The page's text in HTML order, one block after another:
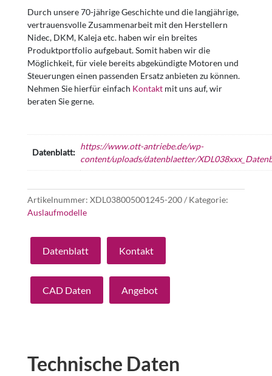
Durch unsere 70-jährige Geschichte und die langjährige,
vertrauensvolle Zusammenarbeit mit den Herstellern
Nidec, DKM, Kaleja etc. haben wir ein breites
Produktportfolio aufgebaut. Somit haben wir die
Möglichkeit, für viele bereits abgekündigte Motoren und
Steuerungen einen passenden Ersatz anbieten zu können.
Nehmen Sie hierfür einfach Kontaktmit uns auf, wir
beraten Sie gerne.
Datenblatt:
https://www.ott-antriebe.de/wp-
content/uploads/datenblaetter/
Artikelnummer: XDL038005001245-200
Kategorie:
Auslaufmodelle
Datenblatt Kontakt
CAD Daten Angebot
Technische Daten